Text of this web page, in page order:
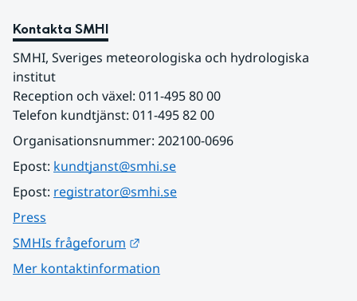
Kontakta SMHI
SMHI, Sveriges meteorologiska och hydrologiska
institut
Reception och växel: 011-495 80 00
Telefon kundtjänst: 011-495 82 00
Organisationsnummer: 202100-0696
Epost: kundtjanst@smhi.se
Epost: registrator@smhi.se
Press
SMHIs frågeforum
Mer kontaktinformation